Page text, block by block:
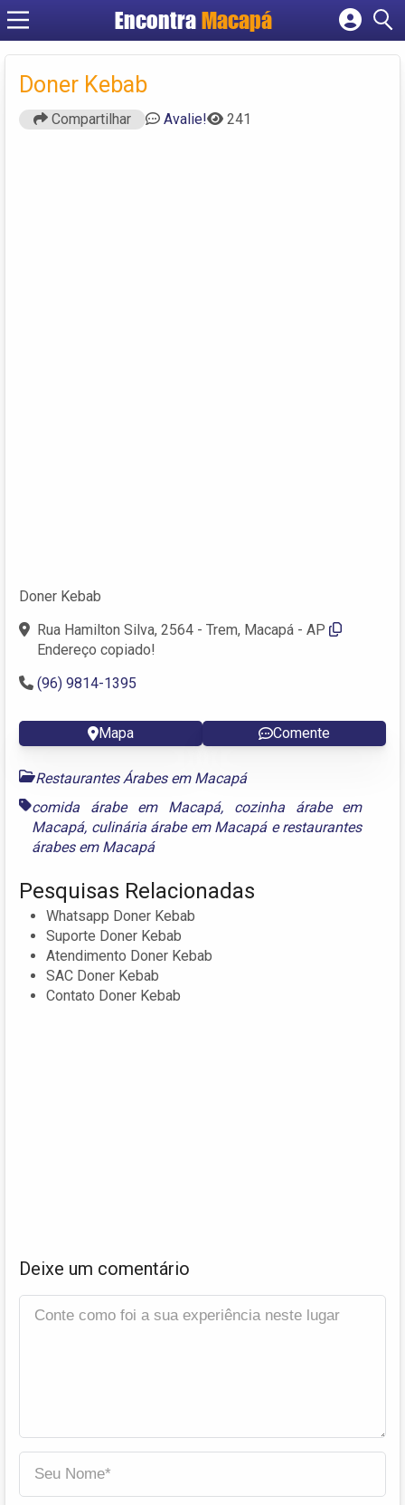
EncontraMacapá
Cadastrar empresa
Doner Kebab
Compartilhar Avalie! 241
Doner Kebab
Rua Hamilton Silva, 2564 - Trem, Macapá - AP
Endereço copiado!
(96) 9814-1395
Mapa Comente
Restaurantes Árabes em Macapá
comida árabe em Macapá, cozinha árabe em
Macapá, culinária árabe em Macapáerestaurantes
árabes em Macapá
Pesquisas Relacionadas
Whatsapp Doner Kebab
Suporte Doner Kebab
Atendimento Doner Kebab
SAC Doner Kebab
Contato Doner Kebab
Deixe um comentário